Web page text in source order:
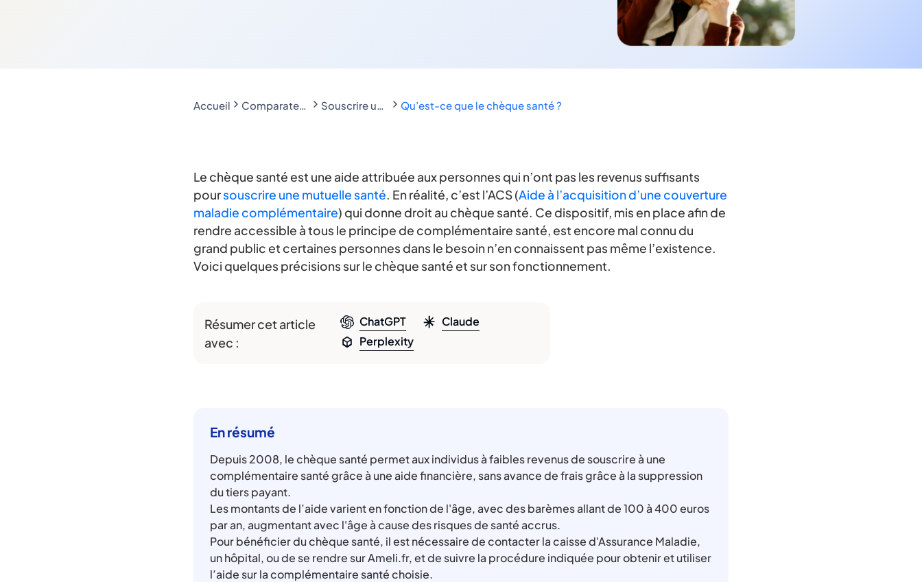
Accueil Comparateur mutuelle santé : votre devis gratuit en 2 min Souscrire une assurance santé : les aides financères possibles Qu’est-ce que le chèque santé ?
Le chèque santé est une aide attribuée aux personnes qui n’ont pas les revenus suffisants
poursouscrire une mutuelle santé. En réalité, c’est l’ACS (Aide à l’acquisition d’une couverture
maladie complémentaire) qui donne droit au chèque santé. Ce dispositif, mis en place afin de
rendre accessible à tous le principe de complémentaire santé, est encore mal connu du
grand public et certaines personnes dans le besoin n’en connaissent pas même l’existence.
Voici quelques précisions sur le chèque santé et sur son fonctionnement.
Résumer cet article
avec :
ChatGPT
Claude
Perplexity
En résumé
Depuis 2008, le chèque santé permet aux individus à faibles revenus de souscrire à une
complémentaire santé grâce à une aide financière, sans avance de frais grâce à la suppression
du tiers payant.
Les montants de l’aide varient en fonction de l'âge, avec des barèmes allant de 100 à 400 euros
par an, augmentant avec l'âge à cause des risques de santé accrus.
Pour bénéficier du chèque santé, il est nécessaire de contacter la caisse d'Assurance Maladie,
un hôpital, ou de se rendre sur Ameli.fr, et de suivre la procédure indiquée pour obtenir et utiliser
l’aide sur la complémentaire santé choisie.